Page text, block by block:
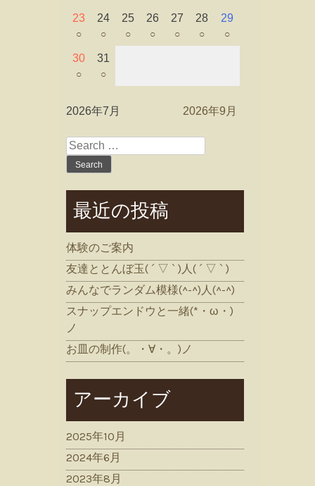
23
○
24
○
25
○
26
○
27
○
28
○
29
○
30
○
31
○
2026年7月 2026年9月
Search
for:
最近の投稿
体験のご案内
友達ととんぼ玉( ´ ▽ ` )人( ´ ▽ ` )
みんなでランダム模様(^-^)人(^-^)
スナップエンドウと一緒(*・ω・)
ノ
お皿の制作(。・∀・。)ノ
アーカイブ
2025年10月
2024年6月
2023年8月